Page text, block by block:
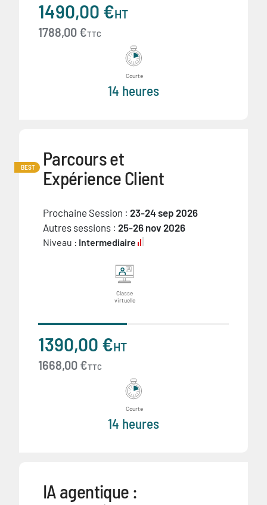
1490,00 €HT
1788,00 €TTC
Courte
14 heures
BEST
Parcours et
Expérience Client
Prochaine Session : 23-24 sep 2026
Autres sessions : 25-26 nov 2026
Niveau : Intermediaire
Classe
virtuelle
1390,00 €HT
1668,00 €TTC
Courte
14 heures
IA agentique :